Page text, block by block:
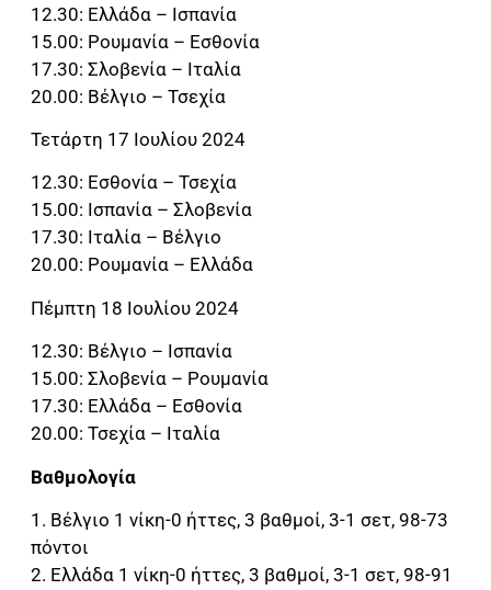
12.30: Ελλάδα – Ισπανία
15.00: Ρουμανία – Εσθονία
17.30: Σλοβενία – Ιταλία
20.00: Βέλγιο – Τσεχία
Τετάρτη 17 Ιουλίου 2024
12.30: Εσθονία – Τσεχία
15.00: Ισπανία – Σλοβενία
17.30: Ιταλία – Βέλγιο
20.00: Ρουμανία – Ελλάδα
Πέμπτη 18 Ιουλίου 2024
12.30: Βέλγιο – Ισπανία
15.00: Σλοβενία – Ρουμανία
17.30: Ελλάδα – Εσθονία
20.00: Τσεχία – Ιταλία
Βαθμολογία
1. Βέλγιο 1 νίκη-0 ήττες, 3 βαθμοί, 3-1 σετ, 98-73
πόντοι
2. Ελλάδα 1 νίκη-0 ήττες, 3 βαθμοί, 3-1 σετ, 98-91